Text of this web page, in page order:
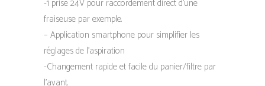
-1 prise 24V pour raccordement direct d’une
fraiseuse par exemple.
– Application smartphone pour simplifier les
réglages de l’aspiration
-Changement rapide et facile du panier/filtre par
l’avant.